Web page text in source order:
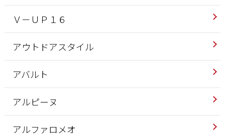
Ｖ－ＵＰ１６
アウトドアスタイル
アバルト
アルピーヌ
アルファロメオ